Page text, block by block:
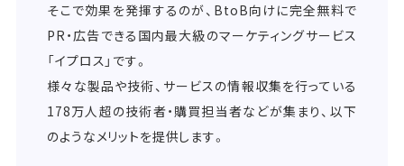
そこで効果を発揮するのが、BtoB向けに完全無料で
PR・広告できる国内最大級のマーケティングサービス
「イプロス」です。
様々な製品や技術、サービスの情報収集を行っている
178万人超の技術者・購買担当者などが集まり、以下
のようなメリットを提供します。